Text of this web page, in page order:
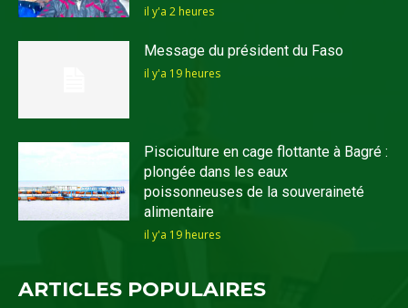
il y'a 2 heures
Message du président du Faso
il y'a 19 heures
Pisciculture en cage flottante à Bagré :
plongée dans les eaux
poissonneuses de la souveraineté
alimentaire
il y'a 19 heures
ARTICLES POPULAIRES